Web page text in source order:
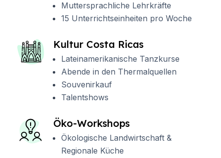
Muttersprachliche Lehrkräfte
15 Unterrichtseinheiten pro Woche
Kultur Costa Ricas
Lateinamerikanische Tanzkurse
Abende in den Thermalquellen
Souvenirkauf
Talentshows
Öko-Workshops
Ökologische Landwirtschaft &
Regionale Küche